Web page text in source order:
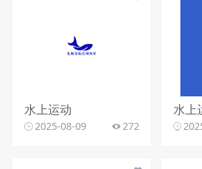
水上运动
2025-08-09 272
水上